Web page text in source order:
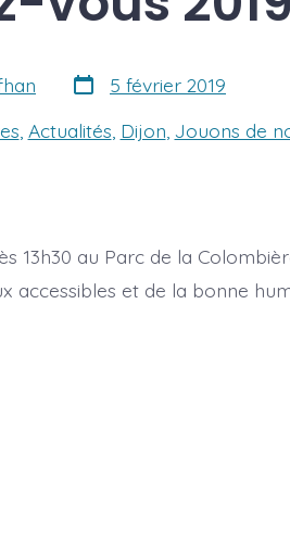
Date
de
5 février 2019
Actualités Dijon Jouons de
13h30 au Parc de la
accessibles et de la bonne